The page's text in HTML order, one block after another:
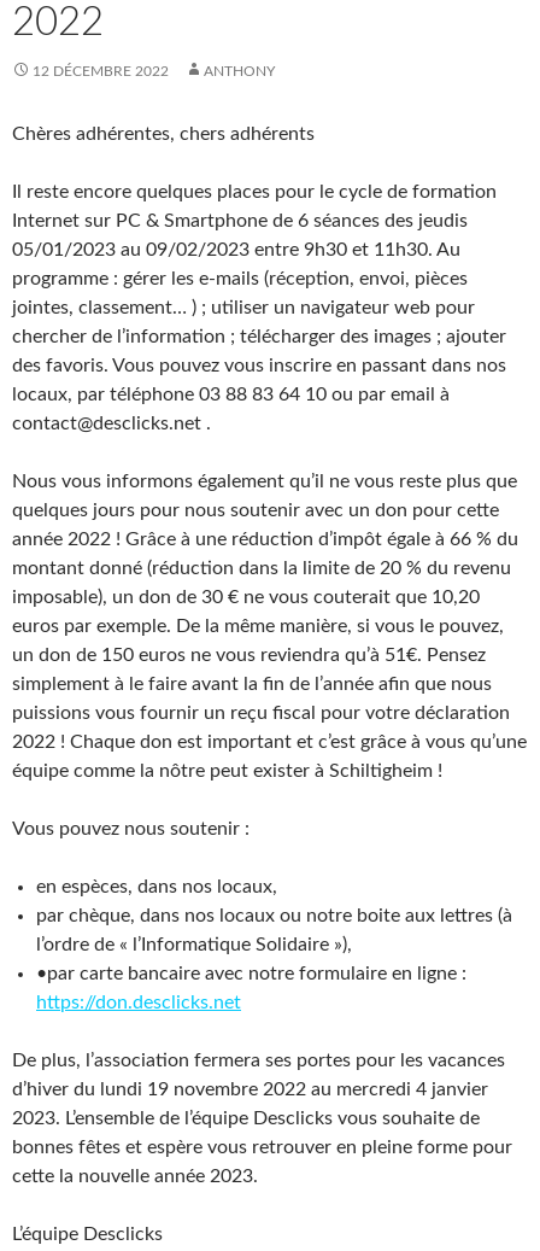
2022
12 DÉCEMBRE 2022 ANTHONY
Chères adhérentes, chers adhérents
Il reste encore quelques places pour le cycle de formation
Internet sur PC & Smartphone de 6 séances des jeudis
05/01/2023 au 09/02/2023 entre 9h30 et 11h30. Au
programme : gérer les e-mails (réception, envoi, pièces
jointes, classement… ) ; utiliser un navigateur web pour
chercher de l’information ; télécharger des images ; ajouter
des favoris. Vous pouvez vous inscrire en passant dans nos
locaux, par téléphone 03 88 83 64 10 ou par email à
contact@desclicks.net .
Nous vous informons également qu’il ne vous reste plus que
quelques jours pour nous soutenir avec un don pour cette
année 2022 ! Grâce à une réduction d’impôt égale à 66 % du
montant donné (réduction dans la limite de 20 % du revenu
imposable), un don de 30 € ne vous couterait que 10,20
euros par exemple. De la même manière, si vous le pouvez,
un don de 150 euros ne vous reviendra qu’à 51€. Pensez
simplement à le faire avant la fin de l’année afin que nous
puissions vous fournir un reçu fiscal pour votre déclaration
2022 ! Chaque don est important et c’est grâce à vous qu’une
équipe comme la nôtre peut exister à Schiltigheim !
Vous pouvez nous soutenir :
en espèces, dans nos locaux,
par chèque, dans nos locaux ou notre boite aux lettres (à
l’ordre de « l’Informatique Solidaire »),
•par carte bancaire avec notre formulaire en ligne :
https://don.desclicks.net
De plus, l’association fermera ses portes pour les vacances
d’hiver du lundi 19 novembre 2022 au mercredi 4 janvier
2023. L’ensemble de l’équipe Desclicks vous souhaite de
bonnes fêtes et espère vous retrouver en pleine forme pour
cette la nouvelle année 2023.
L’équipe Desclicks